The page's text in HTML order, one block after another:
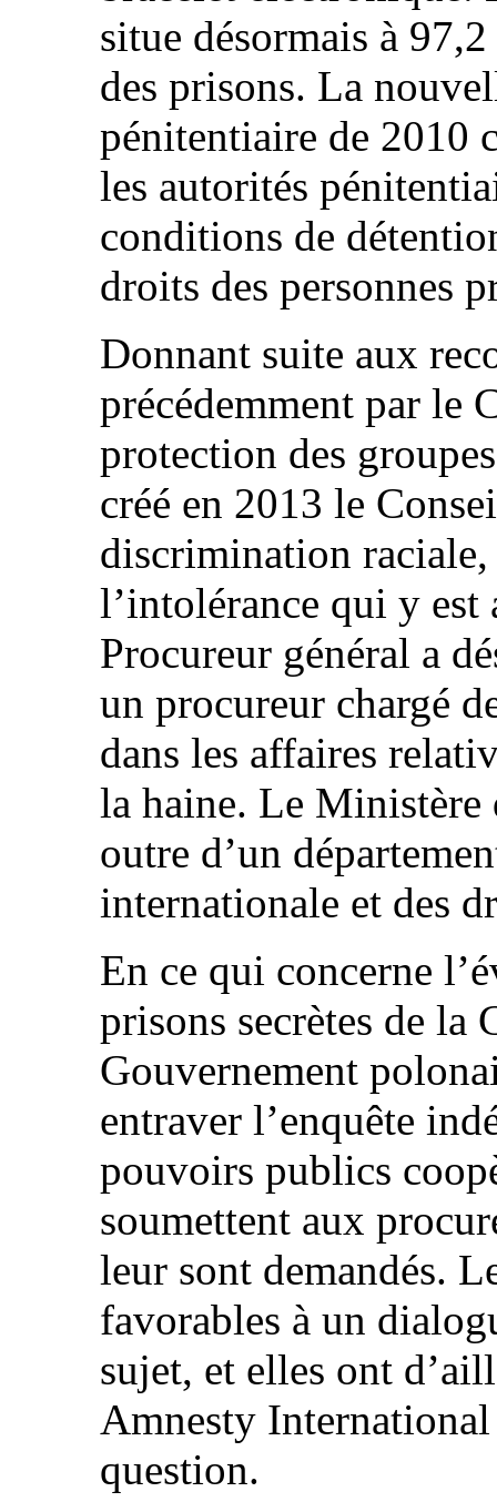
situe désormais à
des prisons. La
pénitentiaire de 2010
les autorités
conditions de
droits des personnes
Donnant suite aux
précédemment par le
protection des
créé en 2013 le
discrimination
l’intolérance qui y est
Procureur général a
un procureur chargé
dans les affaires
la haine. Le Ministère
outre d’un
internationale et des
En ce qui concerne
prisons secrètes de la
Gouvernement
entraver l’enquête
pouvoirs publics
soumettent aux
leur sont demandés.
favorables à un
sujet, et elles ont
Amnesty
question.